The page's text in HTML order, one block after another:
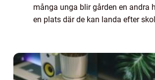
många unga blir gården en andra
en plats där de kan landa efter